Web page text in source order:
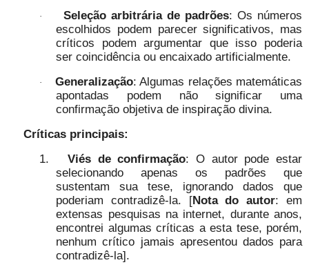
· Seleção arbitrária de padrões: Os números
escolhidos podem parecer significativos, mas
críticos podem argumentar que isso poderia
ser coincidência ou encaixado artificialmente.
· Generalização: Algumas relações matemáticas
apontadas podem não significar uma
confirmação objetiva de inspiração divina.
Críticas principais:
1.
Viés de confirmação: O autor pode estar
selecionando apenas os padrões que
sustentam sua tese, ignorando dados que
poderiam contradizê-la. [Nota do autor: em
extensas pesquisas na internet, durante anos,
encontrei algumas críticas a esta tese, porém,
nenhum crítico jamais apresentou dados para
contradizê-la].